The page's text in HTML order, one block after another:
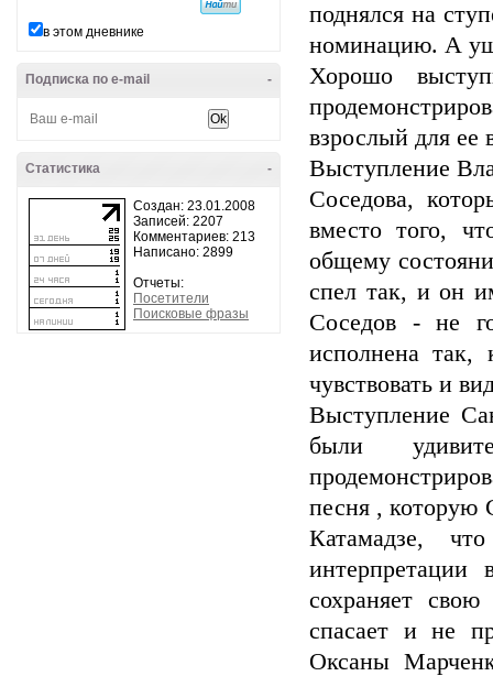
в этом дневнике
-
Подписка по e-mail
-
Статистика
Создан: 23.01.2008
Записей: 2207
Комментариев: 213
Написано: 2899
Отчеты:
Посетители
Поисковые фразы
поднялся на
номинацию. А
Хорошо
взрослый для ее
Выступление
Соседова,
вместо того,
общему
спел так, и он
Соседов - не
исполнена так,
чувствовать и
Выступление
были
песня , которую
Катамадзе,
сохраняет свою
спасает и не
Оксаны